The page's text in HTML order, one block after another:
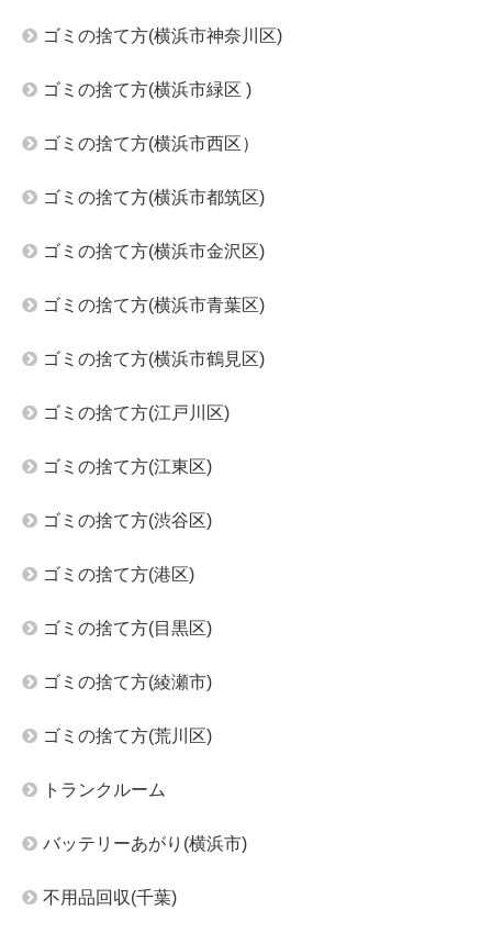
ゴミの捨て方(横浜市神奈川区)
ゴミの捨て方(横浜市緑区 )
ゴミの捨て方(横浜市西区）
ゴミの捨て方(横浜市都筑区)
ゴミの捨て方(横浜市金沢区)
ゴミの捨て方(横浜市青葉区)
ゴミの捨て方(横浜市鶴見区)
ゴミの捨て方(江戸川区)
ゴミの捨て方(江東区)
ゴミの捨て方(渋谷区)
ゴミの捨て方(港区)
ゴミの捨て方(目黒区)
ゴミの捨て方(綾瀬市)
ゴミの捨て方(荒川区)
トランクルーム
バッテリーあがり(横浜市)
不用品回収(千葉)